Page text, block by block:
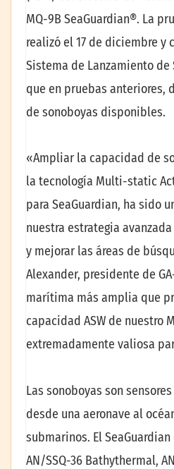
MQ-9B SeaGuardian®. La
realizó el 17 de diciembre y
Sistema de Lanzamiento de
que en pruebas anteriores,
de sonoboyas disponibles.
«Ampliar la capacidad de
la tecnología Multi-static
para SeaGuardian, ha sido
nuestra estrategia
y mejorar las áreas de
Alexander, presidente de
marítima más amplia que
capacidad ASW de nuestro
extremadamente valiosa
Las sonoboyas son
desde una aeronave al
submarinos. El
AN/SSQ-36 Bathythermal,